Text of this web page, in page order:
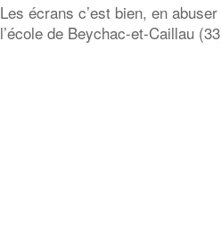
Les écrans c’est bien, en
l’école de Beychac-et-Caillau